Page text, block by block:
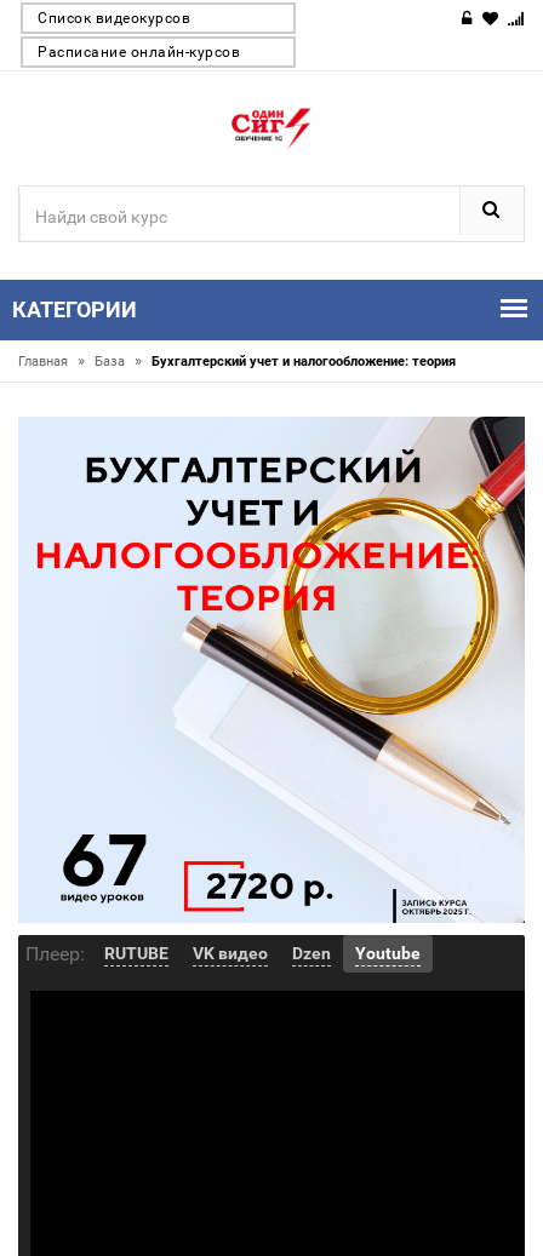
Список видеокурсов
Расписание онлайн-курсов
КАТЕГОРИИ
Главная » База » Бухгалтерский учет и налогообложение: теория
Плеер: RUTUBE VK видео Dzen Youtube